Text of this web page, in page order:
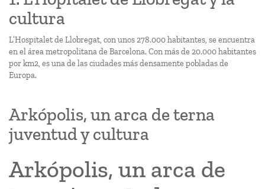
cultura
L’Hospitalet de Llobregat, con unos 278.000 habitantes, se encuentra
en el área metropolitana de Barcelona. Con más de 20.000 habitantes
por km2, es una de las ciudades más densamente pobladas de
Europa.
Arkópolis, un arca de terna
juventud y cultura
Arkópolis, un arca de